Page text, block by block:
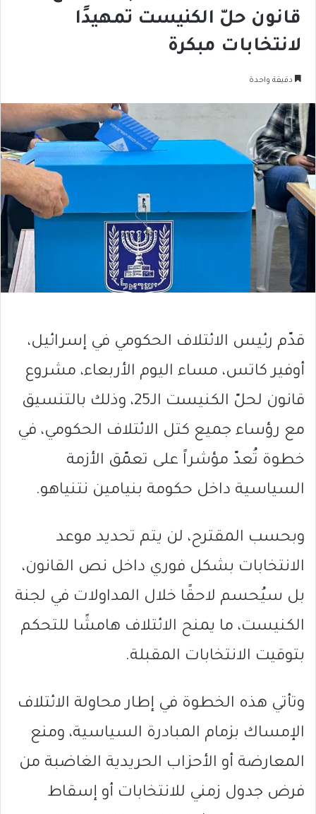
قانون حلّ الكنيست تمهيدًا
لانتخابات مبكرة
دقيقة واحدة
قدّم رئيس الائتلاف الحكومي في إسرائيل،
أوفير كاتس، مساء اليوم الأربعاء، مشروع
قانون لحلّ الكنيست الـ25، وذلك بالتنسيق
مع رؤساء جميع كتل الائتلاف الحكومي، في
خطوة تُعدّ مؤشراً على تعمّق الأزمة
السياسية داخل حكومة بنيامين نتنياهو.
وبحسب المقترح، لن يتم تحديد موعد
الانتخابات بشكل فوري داخل نص القانون،
بل سيُحسم لاحقًا خلال المداولات في لجنة
الكنيست، ما يمنح الائتلاف هامشًا للتحكم
بتوقيت الانتخابات المقبلة.
وتأتي هذه الخطوة في إطار محاولة الائتلاف
الإمساك بزمام المبادرة السياسية، ومنع
المعارضة أو الأحزاب الحريدية الغاضبة من
فرض جدول زمني للانتخابات أو إسقاط